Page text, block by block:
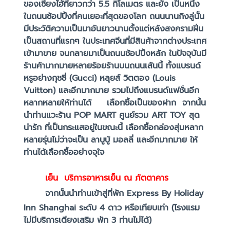
ของเซี่ยงไฮ้ที่ยาวกว่า 5.5 กิโลเมตร และยัง เป็นหนึ่ง
ในถนนช้อปปิ้งที่คนเยอะที่สุดของโลก ถนนนานกิงลู่นั้น
มีประวัติความเป็นมาอันยาวนานตั้งแต่หลังสงครามฝิ่น
เป็นสถานที่แรกๆ ในประเทศจีนที่มีสินค้าจากต่างประเทศ
เข้ามาขาย จนกลายมาเป็นถนนช้อปปิ้งหลัก ในปัจจุบันมี
ร้านค้ามากมายหลายร้อยร้านบนถนนเส้นนี้ ทั้งแบรนด์
หรูอย่างกุชชี่ (Gucci) หลุยส์ วิตตอง (Louis
Vuitton) และอีกมากมาย รวมไปถึงแบรนด์แฟชั่นอีก
หลากหลายให้ท่านได้ เลือกซื้อเป็นของฝาก จากนั้น
นำท่านแวะร้าน POP MART ศูนย์รวม ART TOY สุด
น่ารัก ที่เป็นกระแสอยู่ในขณะนี้ เลือกซื้อกล่องสุ่มหลาก
หลายรุ่นไม่ว่าจะเป็น ลาบูบู้ มอลลี่ และอีกมากมาย ให้
ท่านได้เลือกซื้ออย่างจุใจ
เย็น บริการอาหารเย็น ณ ภัตตาคาร
จากนั้นนำท่านเข้าสู่ที่พัก Express By Holiday
Inn Shanghai ระดับ 4 ดาว หรือเทียบเท่า (โรงแรม
ไม่มีบริการเตียงเสริม พัก 3 ท่านไม่ได้)